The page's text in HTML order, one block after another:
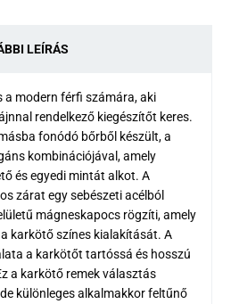
LEÍRÁS
a modern férfi számára, aki
rendelkező kiegészítőt keres.
fonódó bőrből készült, a
kombinációjával, amely
és egyedi mintát alkot. A
zárat egy sebészeti acélból
mágneskapocs rögzíti, amely
karkötő színes kialakítását. A
a karkötőt tartóssá és hosszú
a karkötő remek választás
különleges alkalmakkor feltűnő